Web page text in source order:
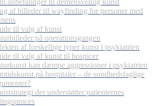
anbefalinger til demensvenlig kunst
af billeder til wayfinding for personer med
til valg af kunst
på operationsgangen
af forskellige typer kunst i psykiatrien
til valg af kunst til hospicer
kan dæmpe aggressioner i psykiatrien
på hospitaler – de sundhedsfaglige
der understøtter patienternes